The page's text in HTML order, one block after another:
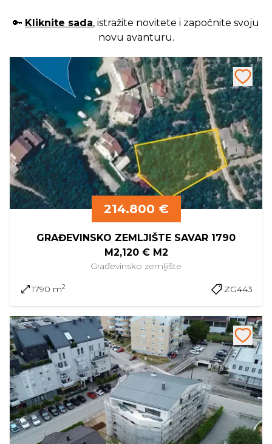
🔑 Kliknite sada, istražite novitete i započnite svoju
novu avanturu.
214.800 €
GRAĐEVINSKO ZEMLJIŠTE SAVAR 1790
M2,120 € M2
Građevinsko zemljište
1790 m2 ZG443